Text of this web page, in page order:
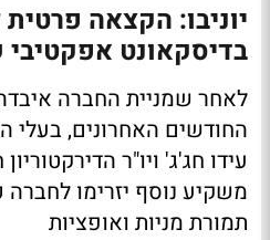
יוניבו: הקצאה פרטית
בדיסקאונט אפקטיבי של
החודשים האחרונים, בעלי
עידו חג'ג' ויו"ר
תמורת מניות ואופציות